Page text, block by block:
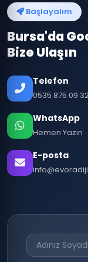
Başlayalım
Bursa'da
Bize Ulaşın
Telefon
0535 875 09
WhatsApp
Hemen Yazın
E-posta